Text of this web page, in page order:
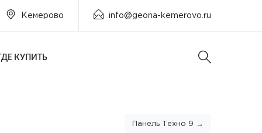
Кемерово info@geona-kemerovo.ru
КУПИТЬ
Панель Техно 9 →